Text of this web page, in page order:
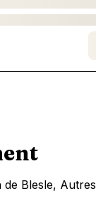
Blesle, Autres